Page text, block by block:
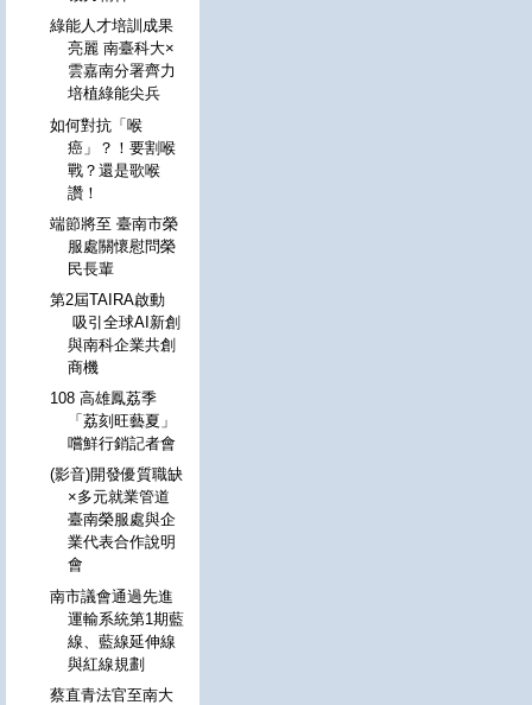
綠能人才培訓成果
亮麗 南臺科大×
雲嘉南分署齊力
培植綠能尖兵
如何對抗「喉
癌」？！要割喉
戰？還是歌喉
讚！
端節將至 臺南市榮
服處關懷慰問榮
民長輩
第2屆TAIRA啟動
吸引全球AI新創
與南科企業共創
商機
108 高雄鳳荔季
「荔刻旺藝夏」
嚐鮮行銷記者會
(影音)開發優質職缺
×多元就業管道
臺南榮服處與企
業代表合作說明
會
南市議會通過先進
運輸系統第1期藍
線、藍線延伸線
與紅線規劃
蔡直青法官至南大